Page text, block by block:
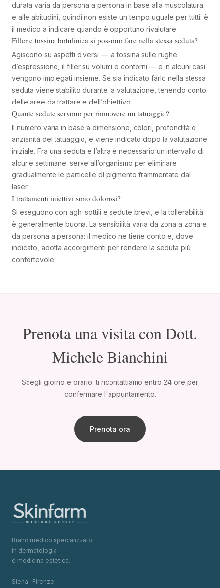
durata varia da persona a persona in base alla muscolatura
e alle abitudini, quindi non esiste un tempo uguale per tutti: è
il medico a indicare quando è opportuno rivalutare.
Filler e tossina botulinica si possono fare nella stessa seduta?
Agiscono su aspetti diversi — la tossina sulle rughe
d’espressione, il filler su volumi e contorni — e in alcuni casi
vengono impiegati insieme. Se sia indicato farlo nella stessa
seduta viene stabilito durante la valutazione, tenendo conto
delle aree da trattare e dell’obiettivo.
Quante sedute servono per rimuovere un tatuaggio?
Il numero varia in base a dimensione, colori, profondità e
anzianità del tatuaggio, e viene indicato dopo la valutazione
iniziale. Fra una seduta e l’altra è necessario un intervallo di
alcune settimane: serve all’organismo per eliminare
gradualmente le particelle di pigmento frammentate dal
laser.
I trattamenti iniettivi sono dolorosi?
Si eseguono con aghi sottili e sedute brevi, e la tollerabilità
è generalmente buona. La sensibilità varia da zona a zona e
da persona a persona: il medico ne tiene conto e, dove
indicato, adotta accorgimenti per rendere la seduta più
confortevole.
Prenota una visita con Dott.
Michele Bianchini
Scegli giorno e orario: ti ricontattiamo entro 24 ore per
confermare l'appuntamento.
Prenota ora
Brand medico specializzato
in dermatologia
e medicina estetica.
Siena · Firenze